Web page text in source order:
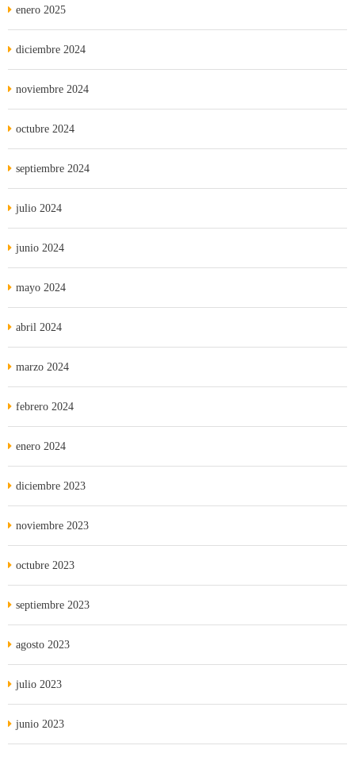
enero 2025
diciembre 2024
noviembre 2024
octubre 2024
septiembre 2024
julio 2024
junio 2024
mayo 2024
abril 2024
marzo 2024
febrero 2024
enero 2024
diciembre 2023
noviembre 2023
octubre 2023
septiembre 2023
agosto 2023
julio 2023
junio 2023